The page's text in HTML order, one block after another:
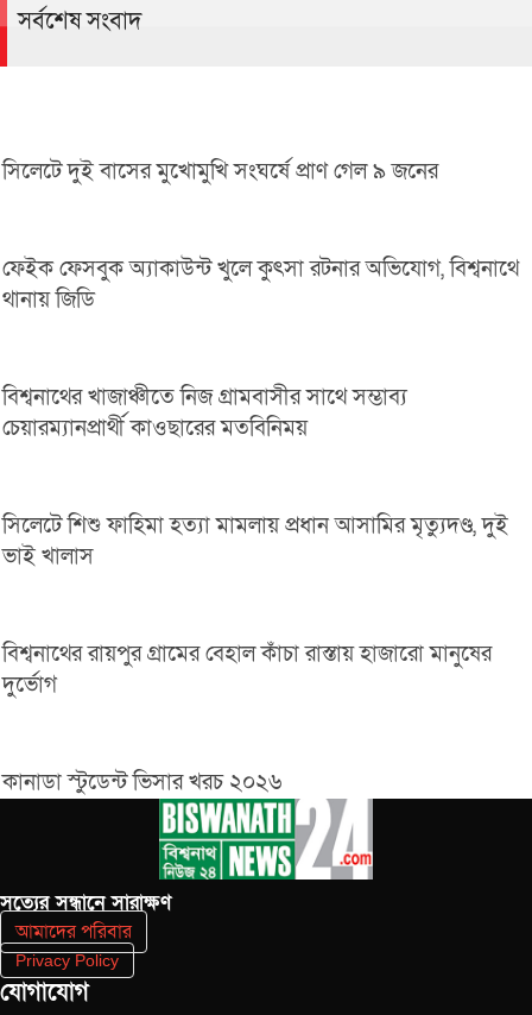
সর্বশেষ সংবাদ
সিলেটে দুই বাসের মুখোমুখি সংঘর্ষে প্রাণ গেল ৯ জনের
ফেইক ফেসবুক অ্যাকাউন্ট খুলে কুৎসা রটনার অভিযোগ, বিশ্বনাথে
থানায় জিডি
বিশ্বনাথের খাজাঞ্চীতে নিজ গ্রামবাসীর সাথে সম্ভাব্য
চেয়ারম্যানপ্রার্থী কাওছারের মতবিনিময়
সিলেটে শিশু ফাহিমা হত্যা মামলায় প্রধান আসামির মৃত্যুদণ্ড, দুই
ভাই খালাস
বিশ্বনাথের রায়পুর গ্রামের বেহাল কাঁচা রাস্তায় হাজারো মানুষের
দুর্ভোগ
কানাডা স্টুডেন্ট ভিসার খরচ ২০২৬
সত‌্যের সন্ধানে সারাক্ষণ
আমাদের পরিবার
Privacy Policy
যোগাযোগ